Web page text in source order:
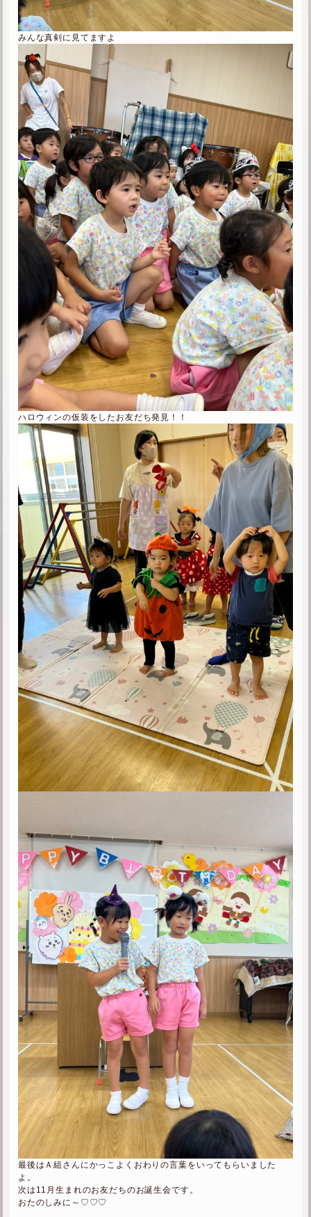
みんな真剣に見てますよ
ハロウィンの仮装をしたお友だち発見！！
最後はＡ組さんにかっこよくおわりの言葉をいってもらいました
よ。
次は11月生まれのお友だちのお誕生会です。
おたのしみに～♡♡♡